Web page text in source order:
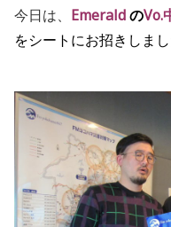
今日は、 EmeraldのVo.
をシートにお招きしま